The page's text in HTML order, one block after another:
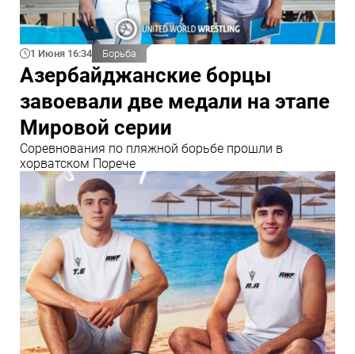
1 Июня 16:34 Борьба
Азербайджанские борцы
завоевали две медали на этапе
Мировой серии
Соревнования по пляжной борьбе прошли в
хорватском Порече